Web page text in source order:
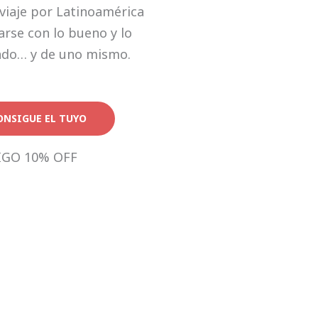
por Latinoamérica
con lo bueno y lo
y de uno mismo.
EL TUYO
10% OFF